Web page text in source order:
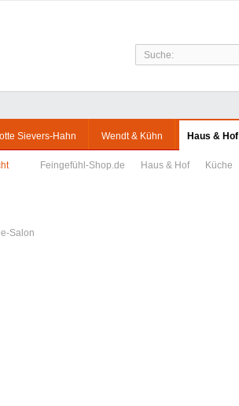
Sievers-Hahn Wendt & Kühn Haus & Hof
Feingefühl-Shop.de Haus & Hof Küche